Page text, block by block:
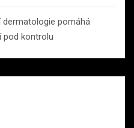
dermatologie pomáhá
pod kontrolu